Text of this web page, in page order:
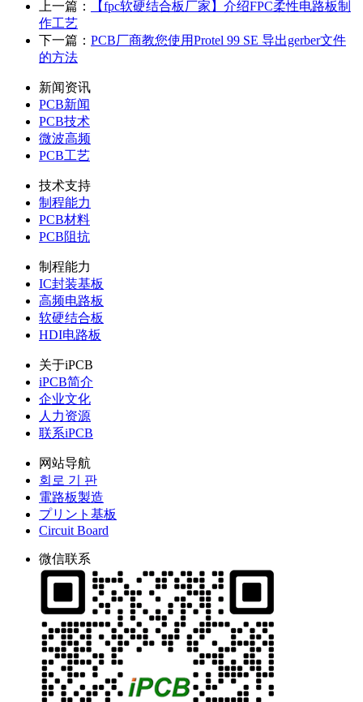
上一篇：
【fpc软硬结合板厂家】介绍FPC柔性电路板制
作工艺
下一篇： PCB厂商教您使用Protel 99 SE 导出gerber文件
的方法
新闻资讯
PCB新闻
PCB技术
微波高频
PCB工艺
技术支持
制程能力
PCB材料
PCB阻抗
制程能力
IC封装基板
高频电路板
软硬结合板
HDI电路板
关于iPCB
iPCB简介
企业文化
人力资源
联系iPCB
网站导航
회로 기 판
電路板製造
プリント基板
Circuit Board
微信联系